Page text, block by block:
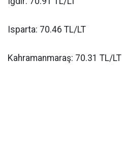
Isparta: 70.46 TL/LT
Kahramanmaraş: 70.31 TL/LT